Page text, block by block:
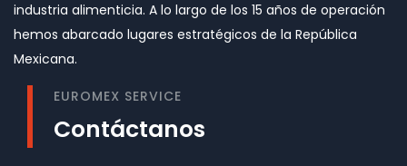
industria alimenticia. A lo largo de los 15 años de operación
hemos abarcado lugares estratégicos de la República
Mexicana.
EUROMEX SERVICE
Contáctanos